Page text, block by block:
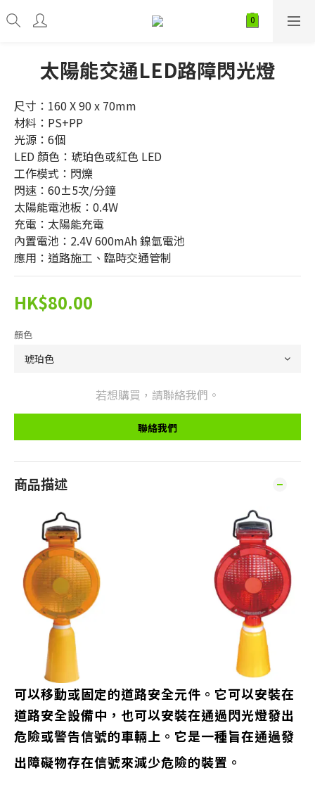
太陽能交通LED路障閃光燈
尺寸：160 X 90 x 70mm
材料：PS+PP
光源：6個
LED 顏色：琥珀色或紅色 LED
工作模式：閃爍
閃速：60±5次/分鐘
太陽能電池板：0.4W
充電：太陽能充電
內置電池：2.4V 600mAh 鎳氫電池
應用：道路施工、臨時交通管制
HK$80.00
顏色
若想購買，請聯絡我們。
聯絡我們
商品描述
可以移動或固定的道路安全元件。它可以安裝在
道路安全設備中，也可以安裝在通過閃光燈發出
危險或警告信號的車輛上。它是一種旨在通過發
出障礙物存在信號來減少危險的裝置。